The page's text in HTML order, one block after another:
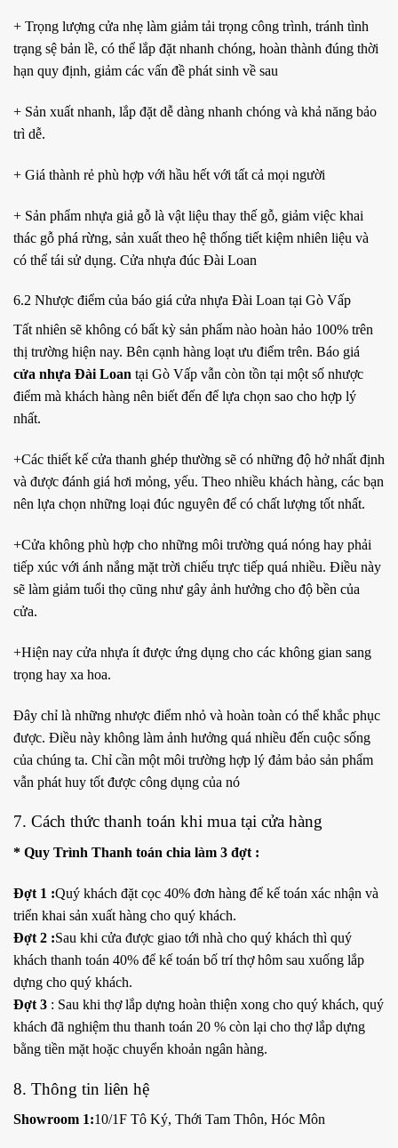
+ Trọng lượng cửa nhẹ làm giảm tải trọng công trình, tránh tình
trạng sệ bản lề, có thể lắp đặt nhanh chóng, hoàn thành đúng thời
hạn quy định, giảm các vấn đề phát sinh về sau
+ Sản xuất nhanh, lắp đặt dễ dàng nhanh chóng và khả năng bảo
trì dễ.
+ Giá thành rẻ phù hợp với hầu hết với tất cả mọi người
+ Sản phẩm nhựa giả gỗ là vật liệu thay thế gỗ, giảm việc khai
thác gỗ phá rừng, sản xuất theo hệ thống tiết kiệm nhiên liệu và
có thể tái sử dụng. Cửa nhựa đúc Đài Loan
6.2 Nhược điểm của báo giá cửa nhựa Đài Loan tại Gò Vấp
Tất nhiên sẽ không có bất kỳ sản phẩm nào hoàn hảo 100% trên
thị trường hiện nay. Bên cạnh hàng loạt ưu điểm trên. Báo giá
cửa nhựa Đài Loan tại Gò Vấp vẫn còn tồn tại một số nhược
điểm mà khách hàng nên biết đến để lựa chọn sao cho hợp lý
nhất.
+Các thiết kế cửa thanh ghép thường sẽ có những độ hở nhất định
và được đánh giá hơi mỏng, yếu. Theo nhiều khách hàng, các bạn
nên lựa chọn những loại đúc nguyên để có chất lượng tốt nhất.
+Cửa không phù hợp cho những môi trường quá nóng hay phải
tiếp xúc với ánh nắng mặt trời chiếu trực tiếp quá nhiều. Điều này
sẽ làm giảm tuổi thọ cũng như gây ảnh hưởng cho độ bền của
cửa.
+Hiện nay cửa nhựa ít được ứng dụng cho các không gian sang
trọng hay xa hoa.
Đây chỉ là những nhược điểm nhỏ và hoàn toàn có thể khắc phục
được. Điều này không làm ảnh hưởng quá nhiều đến cuộc sống
của chúng ta. Chỉ cần một môi trường hợp lý đảm bảo sản phẩm
vẫn phát huy tốt được công dụng của nó
7. Cách thức thanh toán khi mua tại cửa hàng
* Quy Trình Thanh toán chia làm 3 đợt :
Đợt 1 :Quý khách đặt cọc 40% đơn hàng để kế toán xác nhận và
triển khai sản xuất hàng cho quý khách.
Đợt 2 :Sau khi cửa được giao tới nhà cho quý khách thì quý
khách thanh toán 40% để kế toán bố trí thợ hôm sau xuống lắp
dựng cho quý khách.
Đợt 3 : Sau khi thợ lắp dựng hoàn thiện xong cho quý khách, quý
khách đã nghiệm thu thanh toán 20 % còn lại cho thợ lắp dựng
bằng tiền mặt hoặc chuyển khoản ngân hàng.
8. Thông tin liên hệ
Showroom 1:10/1F Tô Ký, Thới Tam Thôn, Hóc Môn